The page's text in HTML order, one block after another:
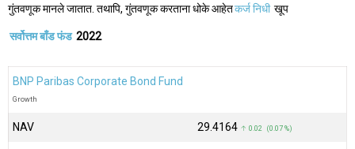
गुंतवणूक मानले जातात. तथापि, गुंतवणूक करताना धोके आहेतकर्ज निधी खूप
सर्वोत्तम बाँड फंड 2022
BNP Paribas Corporate Bond Fund
Growth
NAV ₹29.4164 ↑ 0.02 (0.07 %)